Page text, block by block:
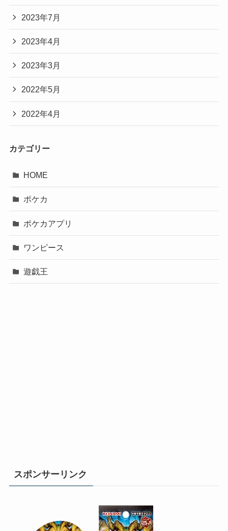
2023年7月
2023年4月
2023年3月
2022年5月
2022年4月
カテゴリー
HOME
ポケカ
ポケカアプリ
ワンピース
遊戯王
スポンサーリンク